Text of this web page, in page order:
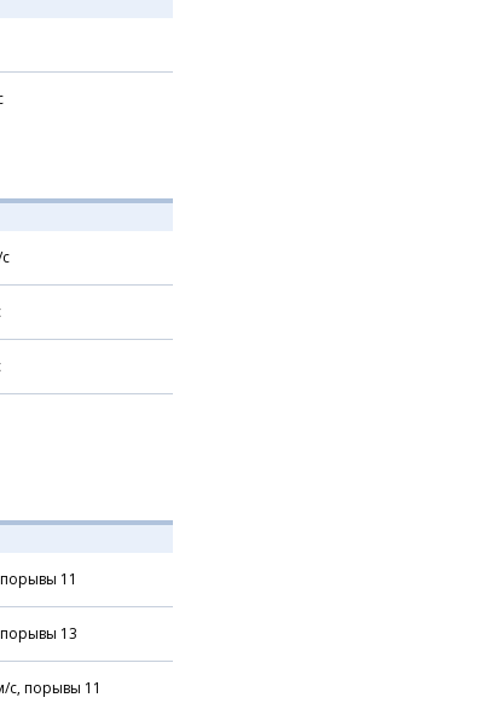
порывы 11
порывы 13
с, порывы 11